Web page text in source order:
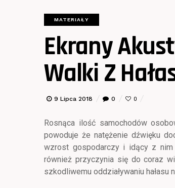
MATERIAŁY
Ekrany
Walki Z
9 Lipca 2018 0 0
Rosnąca ilość samochodów
powoduje że natężenie dźwięku
wzrost gospodarczy i idący z nim
również przyczynia się do coraz
szkodliwemu oddziaływaniu hałasu